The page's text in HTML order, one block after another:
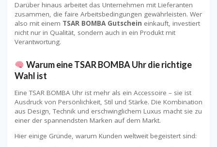
Darüber hinaus arbeitet das Unternehmen mit Lieferanten
zusammen, die faire Arbeitsbedingungen gewährleisten. Wer
also mit einem TSAR BOMBA Gutschein einkauft, investiert
nicht nur in Qualität, sondern auch in ein Produkt mit
Verantwortung.
Warum eine TSAR BOMBA Uhr die richtige
Wahl ist
Eine TSAR BOMBA Uhr ist mehr als ein Accessoire – sie ist
Ausdruck von Persönlichkeit, Stil und Stärke. Die Kombination
aus Design, Technik und erschwinglichem Luxus macht sie zu
einer der spannendsten Marken auf dem Markt.
Hier einige Gründe, warum Kunden weltweit begeistert sind: